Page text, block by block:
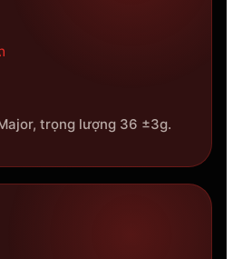
trọng lượng 36 ±3g.